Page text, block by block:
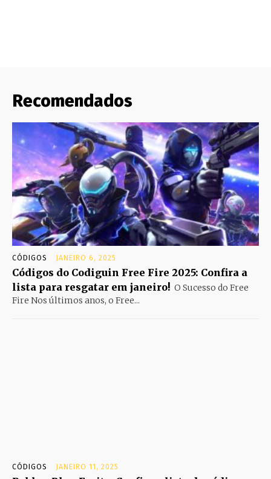
Recomendados
CÓDIGOS JANEIRO 6, 2025
Códigos do Codiguin Free Fire 2025: Confira a
lista para resgatar em janeiro! O Sucesso do Free
Fire Nos últimos anos, o Free...
CÓDIGOS JANEIRO 11, 2025